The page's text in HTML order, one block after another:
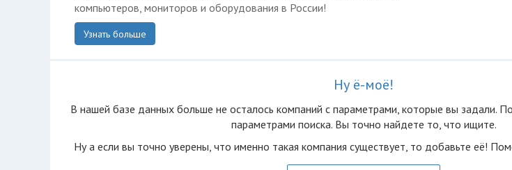
компьютеров, мониторов и оборудования в России!
Узнать больше
Ну ё-моё!
В нашей базе данных больше не осталоcь компаний с параметрами, которые вы задали.
параметрами поиска. Вы точно найдете то, что ищите.
Ну а если вы точно уверены, что именно такая компания существует, то добавьте её!